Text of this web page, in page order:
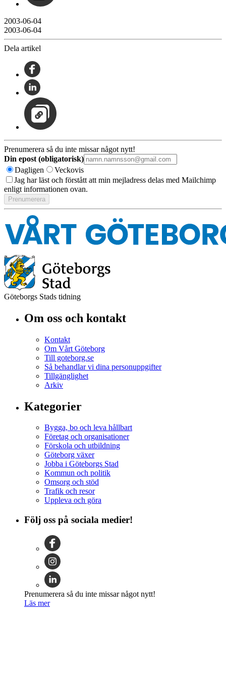
2003-06-04
2003-06-04
Dela artikel
Prenumerera så du inte missar något nytt!
Din epost (obligatorisk)
Dagligen
Veckovis
Jag har läst och förstått att min mejladress delas med Mailchimp
enligt informationen ovan.
Göteborgs Stads tidning
Om oss och kontakt
Kontakt
Om Vårt Göteborg
Till goteborg.se
Så behandlar vi dina personuppgifter
Tillgänglighet
Arkiv
Kategorier
Bygga, bo och leva hållbart
Företag och organisationer
Förskola och utbildning
Göteborg växer
Jobba i Göteborgs Stad
Kommun och politik
Omsorg och stöd
Trafik och resor
Uppleva och göra
Följ oss på sociala medier!
Prenumerera så du inte missar något nytt!
Läs mer